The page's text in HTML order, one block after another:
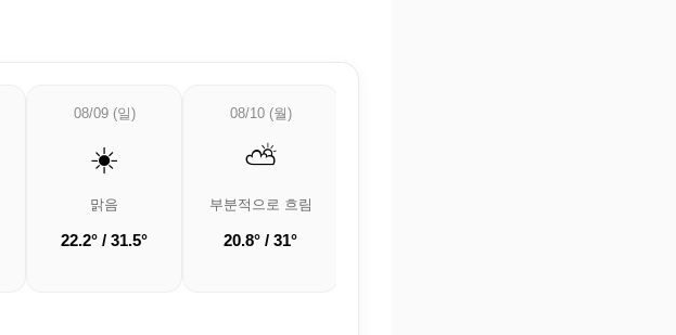
08/09 (일)
☀️
맑음
22.2° / 31.5°
08/10 (월)
⛅
부분적으로 흐림
20.8° / 31°